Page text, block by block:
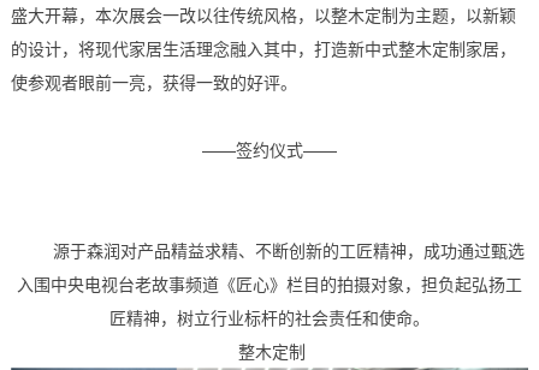
盛大开幕，本次展会一改以往传统风格，以整木定制为主题，以新颖
的设计，将现代家居生活理念融入其中，打造新中式整木定制家居，
使参观者眼前一亮，获得一致的好评。
——签约仪式——
源于森润对产品精益求精、不断创新的工匠精神，成功通过甄选
入围中央电视台老故事频道《匠心》栏目的拍摄对象，担负起弘扬工
匠精神，树立行业标杆的社会责任和使命。
整木定制